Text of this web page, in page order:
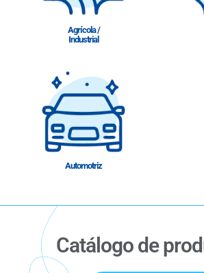
Agrícola /
Industrial
Automotriz
Catálogo de